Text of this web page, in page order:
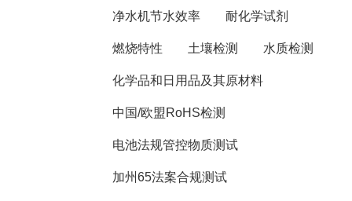
净水机节水效率 耐化学试剂
燃烧特性 土壤检测 水质检测
化学品和日用品及其原材料
中国/欧盟RoHS检测
电池法规管控物质测试
加州65法案合规测试